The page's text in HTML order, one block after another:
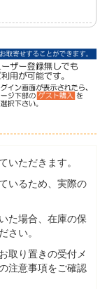
いただきます。
いるため、実際の
た場合、在庫の保
さい。
取り置きの受付メ
注意事項をご確認